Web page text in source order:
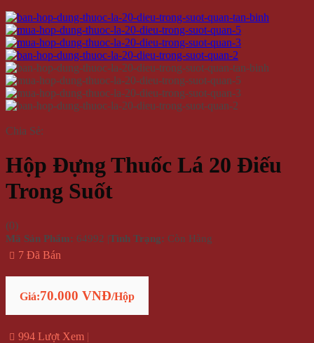
Chia Sẻ:
Hộp Đựng Thuốc Lá 20 Điếu
Trong Suốt
(0)
Mã Sản Phẩm: 64992 |Tình Trạng: Còn Hàng
7 Đã Bán
Giá:70.000 VNĐ/Hộp
994 Lượt Xem